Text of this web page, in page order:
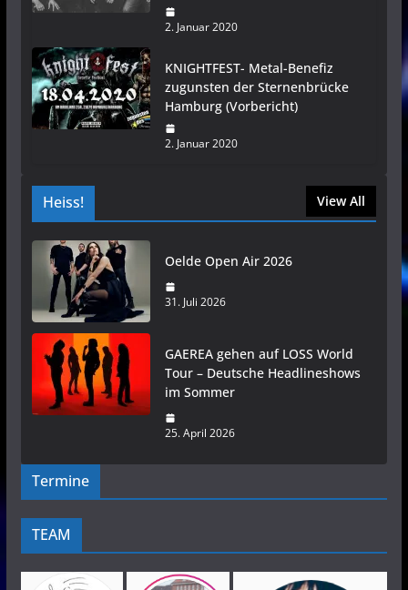
2. Januar 2020
KNIGHTFEST- Metal-Benefiz
zugunsten der Sternenbrücke
Hamburg (Vorbericht)
2. Januar 2020
Heiss! View All
Oelde Open Air 2026
31. Juli 2026
GAEREA gehen auf LOSS World
Tour – Deutsche Headlineshows
im Sommer
25. April 2026
Termine
TEAM